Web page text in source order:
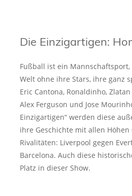
Die Einzigartigen:
Fußball ist ein
Welt ohne ihre Stars, ihre ganz
Eric Cantona, Ronaldinho,
Alex Ferguson und Jose
Einzigartigen“ werden diese
ihre Geschichte mit allen
Rivalitäten: Liverpool gegen
Barcelona. Auch diese
Platz in dieser Show.